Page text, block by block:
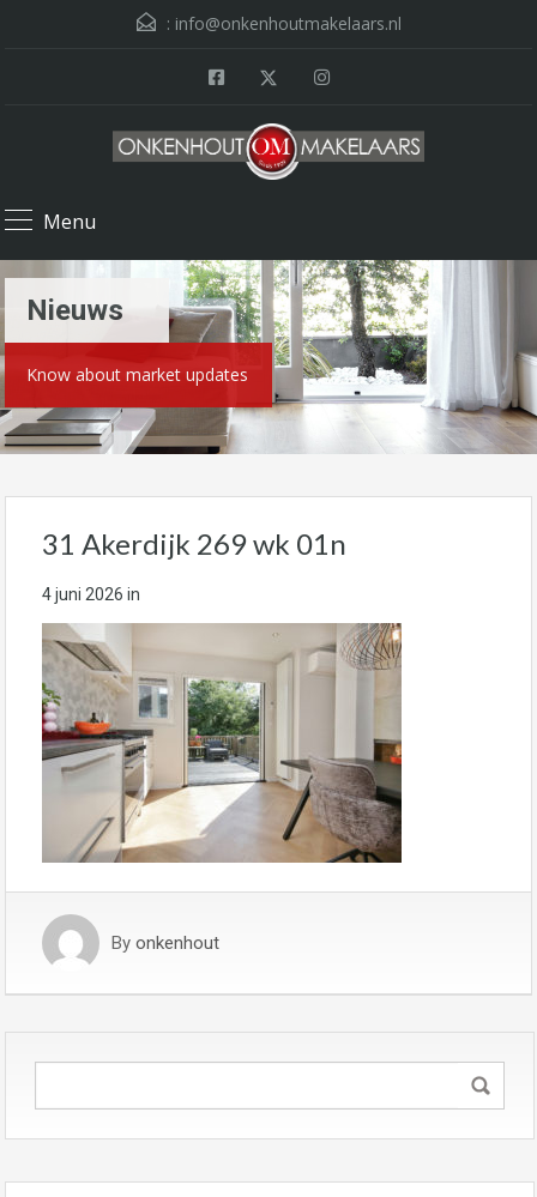
: info@onkenhoutmakelaars.nl
Menu
Nieuws
Know about market updates
31 Akerdijk 269 wk 01n
4 juni 2026 in
By onkenhout